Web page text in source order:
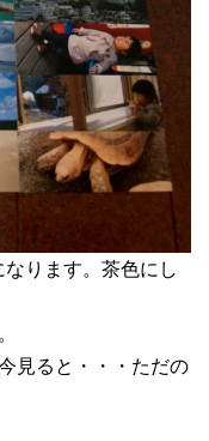
ります。茶色にし
見ると・・・ただの